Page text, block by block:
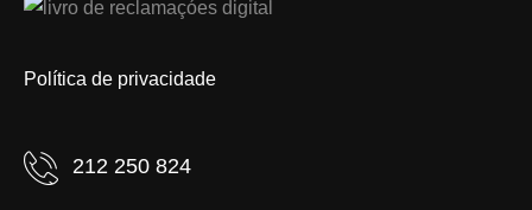
Política de privacidade
212 250 824